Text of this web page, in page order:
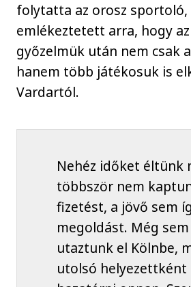
folytatta az orosz sportoló,
emlékeztetett arra, hogy
győzelmük után nem csak
hanem több játékosuk is
Vardartól.
Nehéz időket éltünk
többször nem
fizetést, a jövő sem
megoldást. Még
utaztunk el Kölnbe,
utolsó